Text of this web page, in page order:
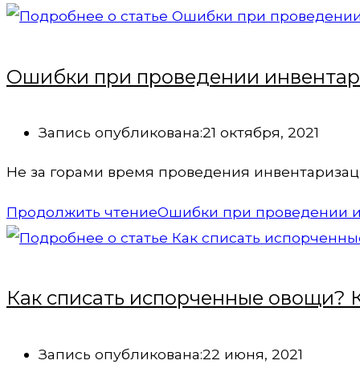
Ошибки при проведении
Запись опубликована:21 октября, 2021
Не за горами время проведения
Продолжить чтениеОшибки при проведении
Как списать испорченные овощи?
Запись опубликована:22 июня, 2021